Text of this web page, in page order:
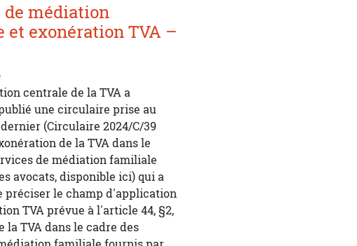
de médiation
exonération TVA –
centrale de la TVA a
une circulaire prise au
(Circulaire 2024/C/39
de la TVA dans le
de médiation familiale
avocats, disponible ici) qui a
préciser le champ d'application
TVA prévue à l'article 44, §2,
la TVA dans le cadre des